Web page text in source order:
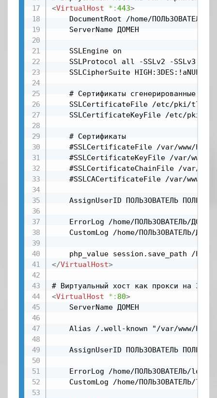
<VirtualHost *:443>
DocumentRoot /home/ПОЛЬЗОВАТЕЛЬ/
    SSLEngine on
    SSLProtocol all -SSLv2 -SSLv3
SSLCipherSuite
# Сертификаты сгенерированные при
SSLCertificateFile /etc/pki/tls/
SSLCertificateKeyFile /etc/pki/
    # Сертификаты
#SSLCertificateFile /var/www/
#SSLCertificateKeyFile /var/www/
#SSLCertificateChainFile /var/
#SSLCACertificateFile /var/www/
AssignUserID ПОЛЬЗОВАТЕЛЬ
ErrorLog /home/ПОЛЬЗОВАТЕЛЬ/
</VirtualHost>
<VirtualHost *: 80>
Alias /.well-known "/var/www/
AssignUserID ПОЛЬЗОВАТЕЛЬ
ErrorLog /home/ПОЛЬЗОВАТЕЛЬ/logs/